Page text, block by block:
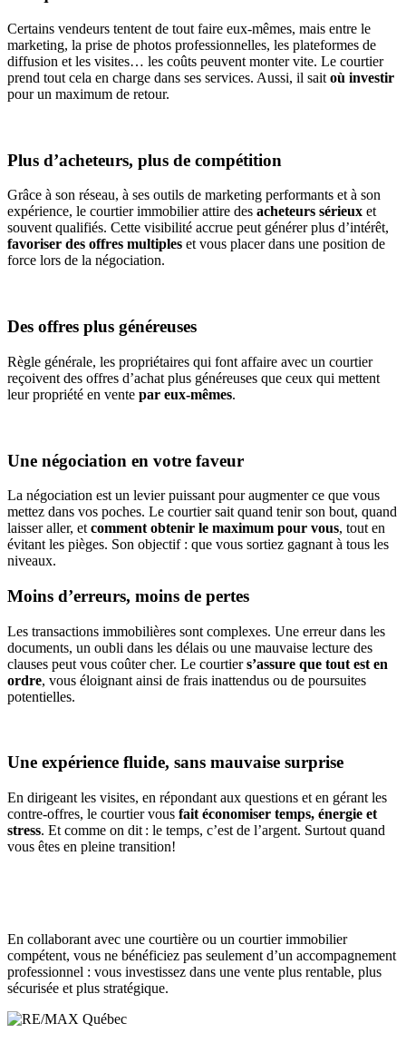
Certains vendeurs tentent de tout faire eux-mêmes, mais entre le
marketing, la prise de photos professionnelles, les plateformes de
diffusion et les visites… les coûts peuvent monter vite. Le courtier
prend tout cela en charge dans ses services. Aussi, il sait où investir
pour un maximum de retour.
Plus d’acheteurs, plus de compétition
Grâce à son réseau, à ses outils de marketing performants et à son
expérience, le courtier immobilier attire des acheteurs sérieux et
souvent qualifiés. Cette visibilité accrue peut générer plus d’intérêt,
favoriser des offres multiples et vous placer dans une position de
force lors de la négociation.
Des offres plus généreuses
Règle générale, les propriétaires qui font affaire avec un courtier
reçoivent des offres d’achat plus généreuses que ceux qui mettent
leur propriété en vente par eux-mêmes.
Une négociation en votre faveur
La négociation est un levier puissant pour augmenter ce que vous
mettez dans vos poches. Le courtier sait quand tenir son bout, quand
laisser aller, et comment obtenir le maximum pour vous, tout en
évitant les pièges. Son objectif : que vous sortiez gagnant à tous les
niveaux.
Moins d’erreurs, moins de pertes
Les transactions immobilières sont complexes. Une erreur dans les
documents, un oubli dans les délais ou une mauvaise lecture des
clauses peut vous coûter cher. Le courtiers’assure que tout est en
ordre, vous éloignant ainsi de frais inattendus ou de poursuites
potentielles.
Une expérience fluide, sans mauvaise surprise
En dirigeant les visites, en répondant aux questions et en gérant les
contre-offres, le courtier vous fait économiser temps, énergie et
stress. Et comme on dit : le temps, c’est de l’argent. Surtout quand
vous êtes en pleine transition!
En collaborant avec une courtière ou un courtier immobilier
compétent, vous ne bénéficiez pas seulement d’un accompagnement
professionnel : vous investissez dans une vente plus rentable, plus
sécurisée et plus stratégique.